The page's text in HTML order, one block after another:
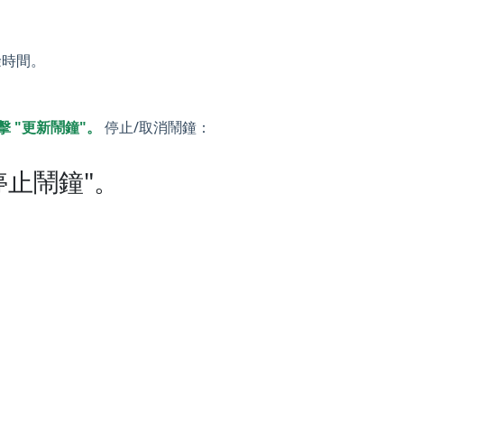
間。
"更新鬧鐘"。
停止/取消鬧鐘：
鬧鐘"。